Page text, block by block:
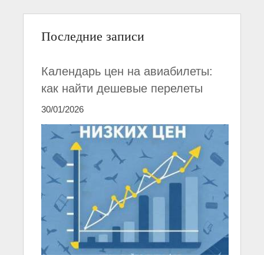
Последние записи
Календарь цен на авиабилеты:
как найти дешевые перелеты
30/01/2026